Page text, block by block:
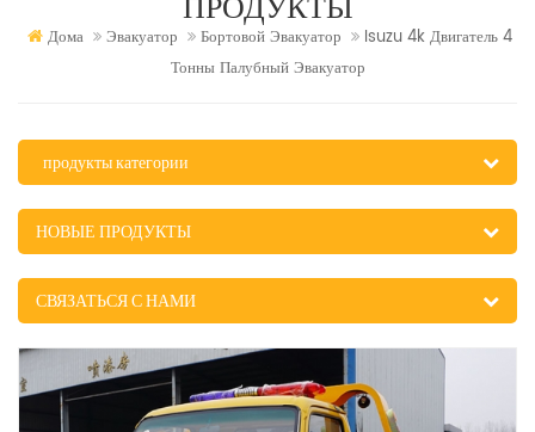
Дома Эвакуатор Бортовой Эвакуатор
Isuzu 4k Двигатель 4
Тонны Палубный Эвакуатор
продукты категории
НОВЫЕ ПРОДУКТЫ
СВЯЗАТЬСЯ С НАМИ